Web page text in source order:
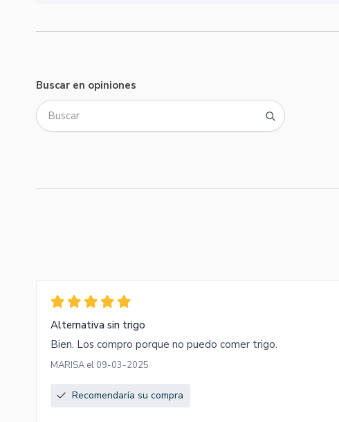
Buscar en opiniones
Alternativa sin trigo
Bien. Los compro porque no puedo comer trigo.
MARISA el 09-03-2025
Recomendaría su compra